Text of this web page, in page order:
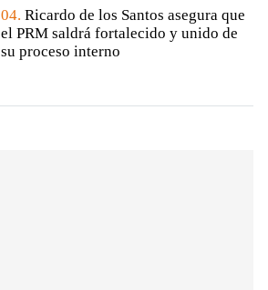
04. Ricardo de los Santos asegura que
el PRM saldrá fortalecido y unido de
su proceso interno